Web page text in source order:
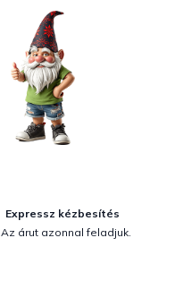
Expressz kézbesítés
Az árut azonnal feladjuk.